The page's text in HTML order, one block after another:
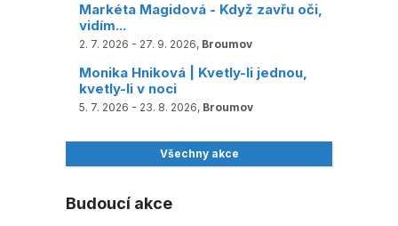
Markéta Magidová - Když zavřu oči,
vidím...
2. 7. 2026 - 27. 9. 2026, Broumov
Monika Hniková | Kvetly-li jednou,
kvetly-li v noci
5. 7. 2026 - 23. 8. 2026, Broumov
Všechny akce
Budoucí akce